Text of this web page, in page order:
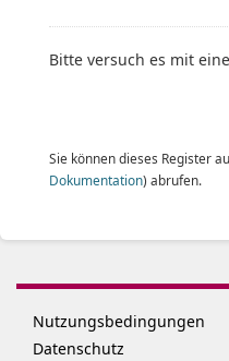
Bitte versuch es mit
Sie können dieses Register
Dokumentation) abrufen.
Nutzungsbedingungen
Datenschutz